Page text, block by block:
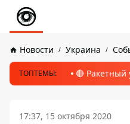
Новости Украина
ТОПТЕМЫ: 🔴 Ракетный
17:37, 15 октября 2020